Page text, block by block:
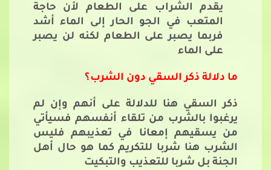
يقدم الشراب على الطعام لأن حاجة
المتعب في الجو الحار إلى الماء أشد
فربما يصبر على الطعام لكنه لن يصبر
على الماء
ما دلالة ذكر السقي دون الشرب؟
ذكر السقي هنا للدلالة على أنهم وإن لم
يرغبوا بالشرب من تلقاء أنفسهم فسيأتي
من يسقيهم إمعانا في تعذيبهم فليس
الشرب هنا شربا للتكريم كما هو حال أهل
الجنة بل شربا للتعذيب والتبكيت